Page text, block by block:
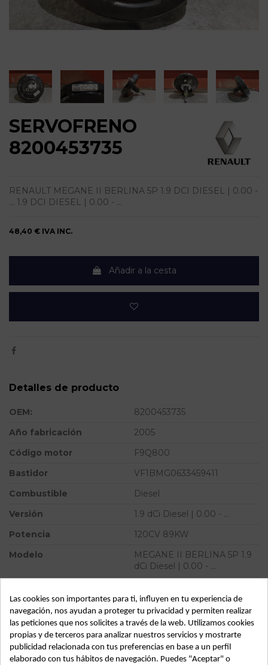
SERVOFRENO
8200453735
RENAULT MEGANE II BERLINA 5P 1.9 DCI DIESEL | 0.00 -
... 1.9 DCI DIESEL | 0.00 - ...
48,40 € IVA INC.
Añadir a la cesta
Detalles de producto
OEM:
8200453735
Año fabricación
2005
Código motor
F9Q800
Bastidor
VF1BMG0633459411
Combustible
Diesel
Versión
1.9 dCi Diesel | 0.00 - ...
Potencia
120CV 89KW
Modelo
MEGANE II BERLINA 5P 1.9
dCi Diesel | 0.00 - ...
Almacén
49349
SubAlmacén
374
SubSubAlmacén
100029557
Las cookies son importantes para ti, influyen en tu experiencia de
navegación, nos ayudan a proteger tu privacidad y permiten realizar
las peticiones que nos solicites a través de la web. Utilizamos cookies
propias y de terceros para analizar nuestros servicios y mostrarte
publicidad relacionada con tus preferencias en base a un perfil
elaborado con tus hábitos de navegación. Puedes "Aceptar" o